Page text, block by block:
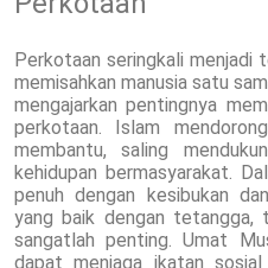
Perkotaan seringkali menjadi
memisahkan manusia satu
mengajarkan pentingnya
perkotaan. Islam
membantu, saling
kehidupan bermasyarakat.
penuh dengan kesibukan
yang baik dengan tetangga,
sangatlah penting. Umat
dapat menjaga ikatan